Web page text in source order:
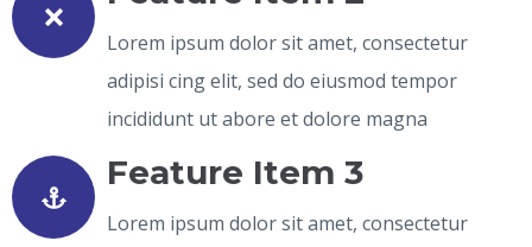
Lorem ipsum dolor sit amet, consectetur
adipisi cing elit, sed do eiusmod tempor
incididunt ut abore et dolore magna
Feature Item 3
Lorem ipsum dolor sit amet, consectetur